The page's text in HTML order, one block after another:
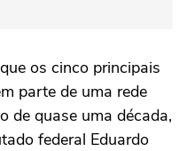
os cinco principais
parte de uma rede
de quase uma década,
federal Eduardo